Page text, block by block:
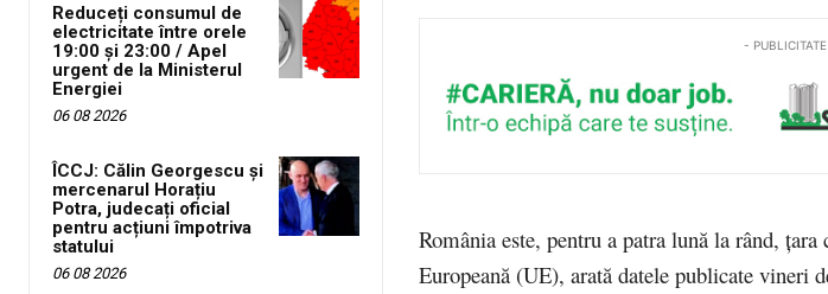
Reduceți consumul de
electricitate între orele
19:00 și 23:00 / Apel
urgent de la Ministerul
Energiei
06 08 2026
ÎCCJ: Călin Georgescu și
mercenarul Horațiu
Potra, judecați oficial
pentru acțiuni împotriva
statului
06 08 2026
-
România este, pentru a patra lună la rând,
Europeană (UE), arată datele publicate vineri